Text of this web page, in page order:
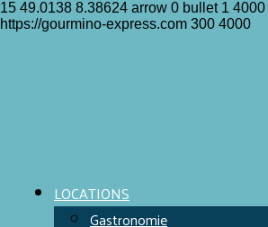
15 49.0138 8.38624 arrow 0 bullet 1 4000
https://gourmino-express.com 300 4000
LOCATIONS
Gastronomie